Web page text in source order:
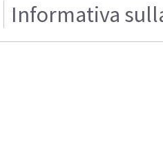
Informativa